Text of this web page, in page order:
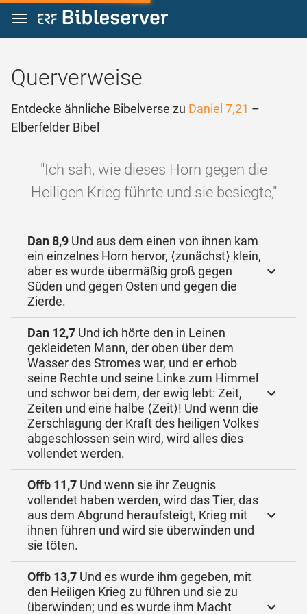
Zum Inhalt springen
Querverweise
Entdecke ähnliche Bibelverse zu Daniel 7,21 –
Elberfelder Bibel
"Ich sah, wie dieses Horn gegen die
Heiligen Krieg führte und sie besiegte,"
Dan 8,9 Und aus dem einen von ihnen kam
ein einzelnes Horn hervor, ⟨zunächst⟩ klein,
aber es wurde übermäßig groß gegen
Süden und gegen Osten und gegen die
Zierde.
Dan 12,7 Und ich hörte den in Leinen
gekleideten Mann, der oben über dem
Wasser des Stromes war, und er erhob
seine Rechte und seine Linke zum Himmel
und schwor bei dem, der ewig lebt: Zeit,
Zeiten und eine halbe ⟨Zeit⟩! Und wenn die
Zerschlagung der Kraft des heiligen Volkes
abgeschlossen sein wird, wird alles dies
vollendet werden.
Offb 11,7 Und wenn sie ihr Zeugnis
vollendet haben werden, wird das Tier, das
aus dem Abgrund heraufsteigt, Krieg mit
ihnen führen und wird sie überwinden und
sie töten.
Offb 13,7 Und es wurde ihm gegeben, mit
den Heiligen Krieg zu führen und sie zu
überwinden; und es wurde ihm Macht